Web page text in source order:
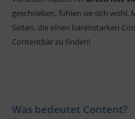
geschrieben, fühlen sie sich wohl.
Seiten, die einen bärenstarken
Contentbär zu finden!
Was bedeutet Content?